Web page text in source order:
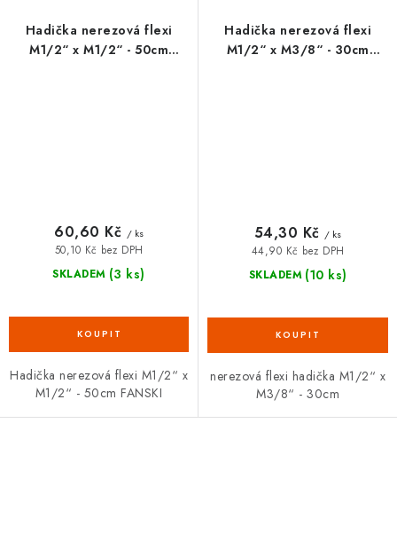
Hadička nerezová flexi
M1/2“ x M1/2“ - 50cm
SKLADEM (3 ks)
50,10 Kč bez DPH
60,60 Kč / ks
Hadička nerezová flexi M1/2“ x
M1/2“ - 50cm FANSKI
Hadička nerezová flexi
M1/2“ x M3/8“ - 30cm
SKLADEM (10 ks)
44,90 Kč bez DPH
54,30 Kč / ks
nerezová flexi hadička M1/2“ x
M3/8“ - 30cm